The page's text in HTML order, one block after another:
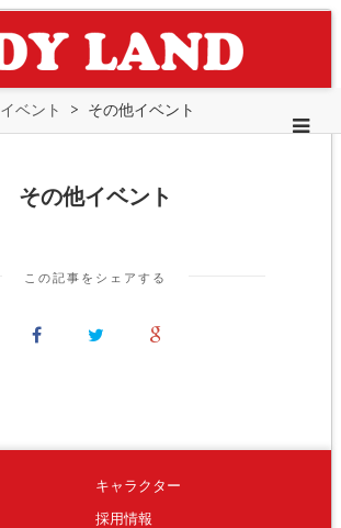
イベント > その他イベント
その他イベント
この記事をシェアする
キャラクター
採用情報